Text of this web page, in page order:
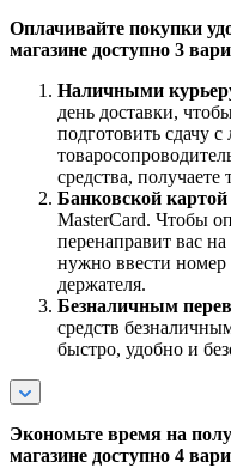
Оплачивайте покупки
магазине доступно 3
Наличными
день доставки,
подготовить сдачу
средства, получаете
Банковской картой
MasterCard. Чтобы
перенаправит вас
нужно ввести номер
держателя.
Безналичным
средств
быстро, удобно и
Экономьте время на
магазине доступно 4